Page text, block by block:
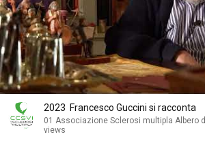
2023 ￼ Francesco Guccini si racconta
01 Associazione Sclerosi multipla Albero
views